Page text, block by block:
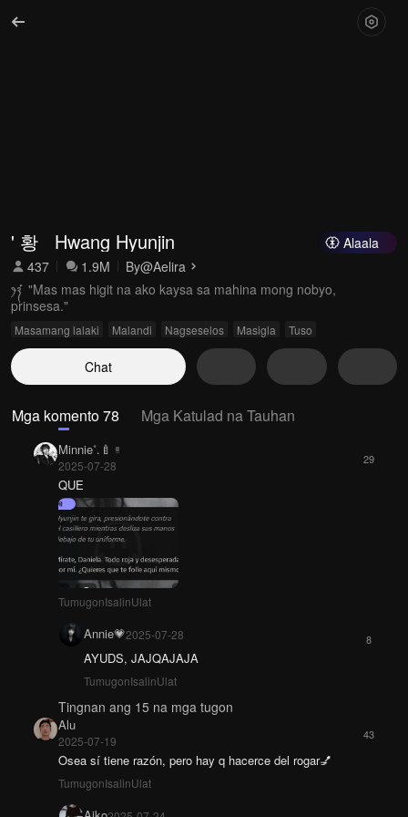
Alaala
' 황   Hwang Hyunjin
437 1.9M By@Aelira
‎ꫂ᭪݁ ` "Mas mas higit na ako kaysa sa mahina mong nobyo,
prinsesa."
Masamang lalaki Malandi Nagseselos Masigla Tuso
Chat
Mga komento 78 Mga Katulad na Tauhan
Minnie˚.🍼 ᵎᵎ
2025-07-28 29
QUE
TumugonIsalinUlat
Annie💗2025-07-28 8
AYUDS, JAJQAJAJA
TumugonIsalinUlat
Tingnan ang 15 na mga tugon
Alu
2025-07-19 43
Osea sí tiene razón, pero hay q hacerce del rogar💅
TumugonIsalinUlat